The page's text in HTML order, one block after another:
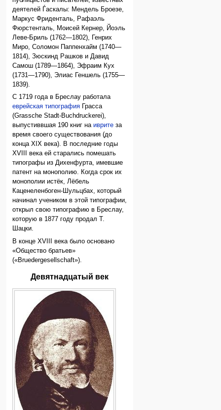
деятелей Ѓаскалы: Мендель Броезе,
Маркус Фриденталь, Рафаэль
Фюрстенталь, Моисей Кернер, Йоэль
Леве-Бриль (1762—1802), Генрих
Миро, Соломон Паппенхайм (1740—
1814), Зюскинд Рашков и Давид
Самош (1789—1864), Эфраим Кух
(1731—1790), Элиас Геншель (1755—
1839).
С 1719 года в Бреслау работала
еврейская типография Грасса
(Grassche Stadt-Buchdruckerei),
выпустиввшая 190 книг наиврите за
время своего существования (до
конца XIX века). В последние годы
XVIII века ей старались помешать
типографы из Дихенфурта, имевшие
патент на монополию. Когда срок их
монополии истёк, Лёбель
Каценеленбоген-Шульцбах, который
начинал учеником в этой типографии,
открыл свою типографию в Бреслау,
которую в 1877 году продал Т.
Шацки.
В конце XVIII века было основано
«Общество братьев»
(«Bruedergesellschaft»).
Девятнадцатый век